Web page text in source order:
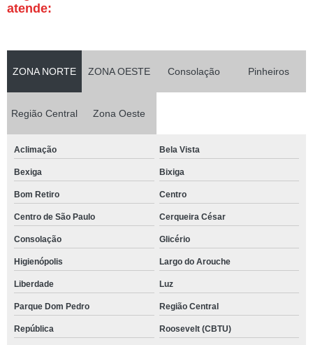
atende:
ZONA NORTE ZONA OESTE Consolação Pinheiros
Região Central Zona Oeste
Aclimação Bela Vista
Bexiga Bixiga
Bom Retiro Centro
Centro de São Paulo Cerqueira César
Consolação Glicério
Higienópolis Largo do Arouche
Liberdade Luz
Parque Dom Pedro Região Central
República Roosevelt (CBTU)